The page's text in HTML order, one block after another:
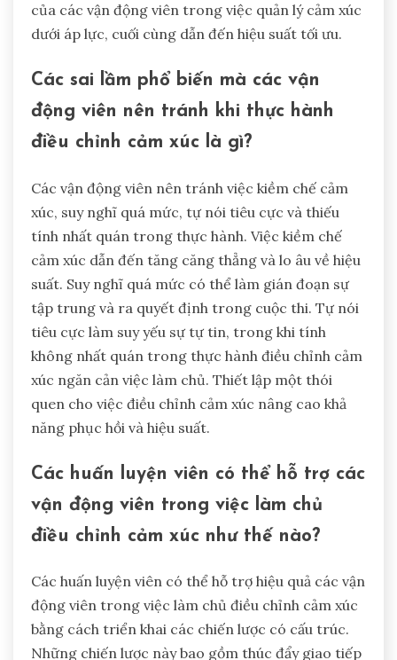
của các vận động viên trong việc quản lý cảm xúc
dưới áp lực, cuối cùng dẫn đến hiệu suất tối ưu.
Các sai lầm phổ biến mà các vận
động viên nên tránh khi thực hành
điều chỉnh cảm xúc là gì?
Các vận động viên nên tránh việc kiềm chế cảm
xúc, suy nghĩ quá mức, tự nói tiêu cực và thiếu
tính nhất quán trong thực hành. Việc kiềm chế
cảm xúc dẫn đến tăng căng thẳng và lo âu về hiệu
suất. Suy nghĩ quá mức có thể làm gián đoạn sự
tập trung và ra quyết định trong cuộc thi. Tự nói
tiêu cực làm suy yếu sự tự tin, trong khi tính
không nhất quán trong thực hành điều chỉnh cảm
xúc ngăn cản việc làm chủ. Thiết lập một thói
quen cho việc điều chỉnh cảm xúc nâng cao khả
năng phục hồi và hiệu suất.
Các huấn luyện viên có thể hỗ trợ các
vận động viên trong việc làm chủ
điều chỉnh cảm xúc như thế nào?
Các huấn luyện viên có thể hỗ trợ hiệu quả các vận
động viên trong việc làm chủ điều chỉnh cảm xúc
bằng cách triển khai các chiến lược có cấu trúc.
Những chiến lược này bao gồm thúc đẩy giao tiếp